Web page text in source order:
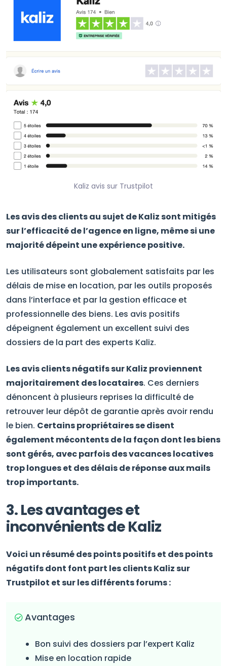
Kaliz avis sur Trustpilot
Les avis des clients au sujet de Kaliz sont mitigés
sur l’efficacité de l’agence en ligne, même si une
majorité dépeint une expérience positive.
Les utilisateurs sont globalement satisfaits par les
délais de mise en location, par les outils proposés
dans l’interface et par la gestion efficace et
professionnelle des biens. Les avis positifs
dépeignent également un excellent suivi des
dossiers de la part des experts Kaliz.
Les avis clients négatifs sur Kaliz proviennent
majoritairement des locataires. Ces derniers
dénoncent à plusieurs reprises la difficulté de
retrouver leur dépôt de garantie après avoir rendu
le bien. Certains propriétaires se disent
également mécontents de la façon dont les biens
sont gérés, avec parfois des vacances locatives
trop longues et des délais de réponse aux mails
trop importants.
3. Les avantages et
inconvénients de Kaliz
Voici un résumé des points positifs et des points
négatifs dont font part les clients Kaliz sur
Trustpilot et sur les différents forums :
Avantages
Bon suivi des dossiers par l’expert Kaliz
Mise en location rapide